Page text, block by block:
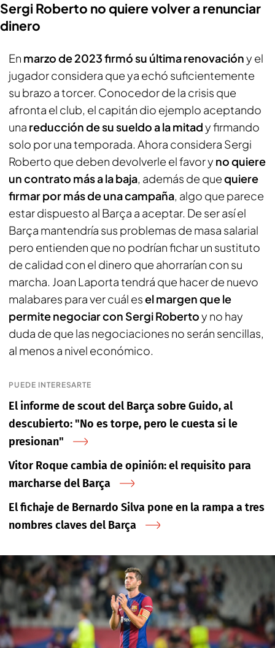
Sergi Roberto no quiere volver a renunciar
dinero
En marzo de 2023 firmó su última renovacióny el
jugador considera que ya echó suficientemente
su brazo a torcer. Conocedor de la crisis que
afronta el club, el capitán dio ejemplo aceptando
una reducción de su sueldo a la mitady firmando
solo por una temporada. Ahora considera Sergi
Roberto que deben devolverle el favor y no quiere
un contrato más a la baja, además de quequiere
firmar por más de una campaña, algo que parece
estar dispuesto al Barça a aceptar. De ser así el
Barça mantendría sus problemas de masa salarial
pero entienden que no podrían fichar un sustituto
de calidad con el dinero que ahorrarían con su
marcha. Joan Laporta tendrá que hacer de nuevo
malabares para ver cuál esel margen que le
permite negociar con Sergi Robertoy no hay
duda de que las negociaciones no serán sencillas,
al menos a nivel económico.
PUEDE INTERESARTE
El informe de scout del Barça sobre Guido, al
descubierto: "No es torpe, pero le cuesta si le
presionan"
Vitor Roque cambia de opinión: el requisito para
marcharse del Barça
El fichaje de Bernardo Silva pone en la rampa a tres
nombres claves del Barça